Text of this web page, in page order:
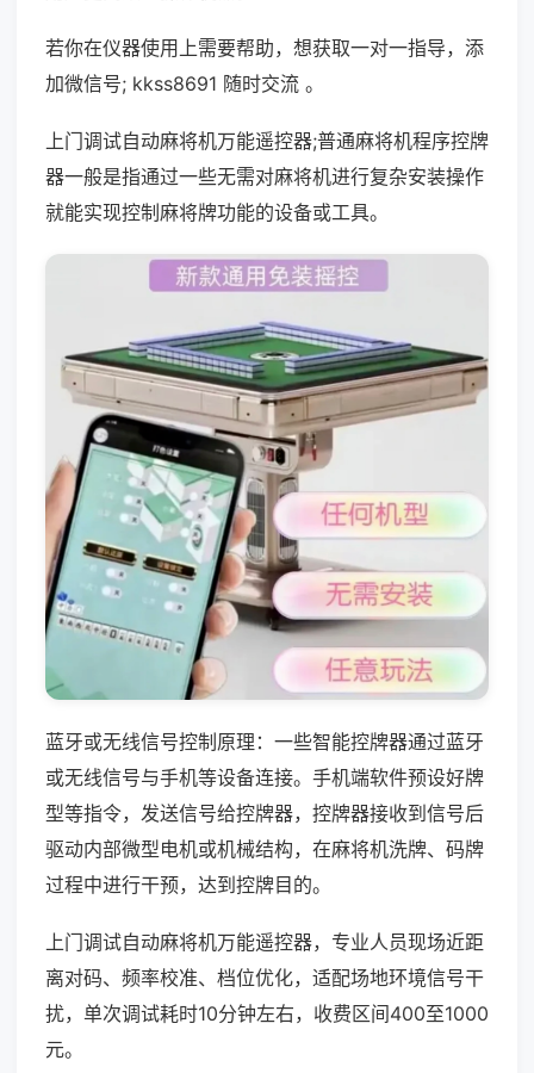
若你在仪器使用上需要帮助，想获取一对一指导，添
加微信号; kkss8691 随时交流 。
上门调试自动麻将机万能遥控器;普通麻将机程序控牌
器一般是指通过一些无需对麻将机进行复杂安装操作
就能实现控制麻将牌功能的设备或工具。
蓝牙或无线信号控制原理：一些智能控牌器通过蓝牙
或无线信号与手机等设备连接。手机端软件预设好牌
型等指令，发送信号给控牌器，控牌器接收到信号后
驱动内部微型电机或机械结构，在麻将机洗牌、码牌
过程中进行干预，达到控牌目的。
上门调试自动麻将机万能遥控器，专业人员现场近距
离对码、频率校准、档位优化，适配场地环境信号干
扰，单次调试耗时10分钟左右，收费区间400至1000
元。